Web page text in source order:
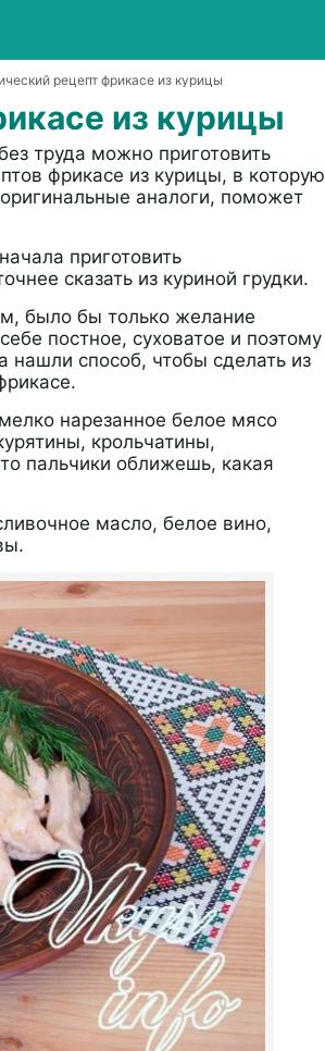
рецепт фрикасе из курицы
из курицы
труда можно приготовить
фрикасе из курицы, в которую
аналоги, поможет
приготовить
сказать из куриной грудки.
было бы только желание
постное, суховатое и поэтому
нашли способ, чтобы сделать из
нарезанное белое мясо
крольчатины,
пальчики оближешь, какая
масло, белое вино,